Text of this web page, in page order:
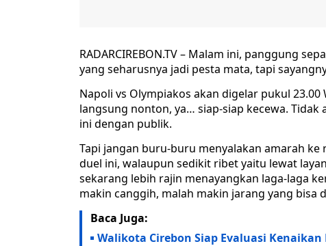
RADARCIREBON.TV – Malam ini, panggung
yang seharusnya jadi pesta mata, tapi
Napoli vs Olympiakos akan digelar pukul
langsung nonton, ya… siap-siap kecewa.
ini dengan publik.
Tapi jangan buru-buru menyalakan amarah
duel ini, walaupun sedikit ribet yaitu lewat
sekarang lebih rajin menayangkan laga-laga
makin canggih, malah makin jarang yang bisa
Baca Juga:
Walikota Cirebon Siap Evaluasi Kenaikan